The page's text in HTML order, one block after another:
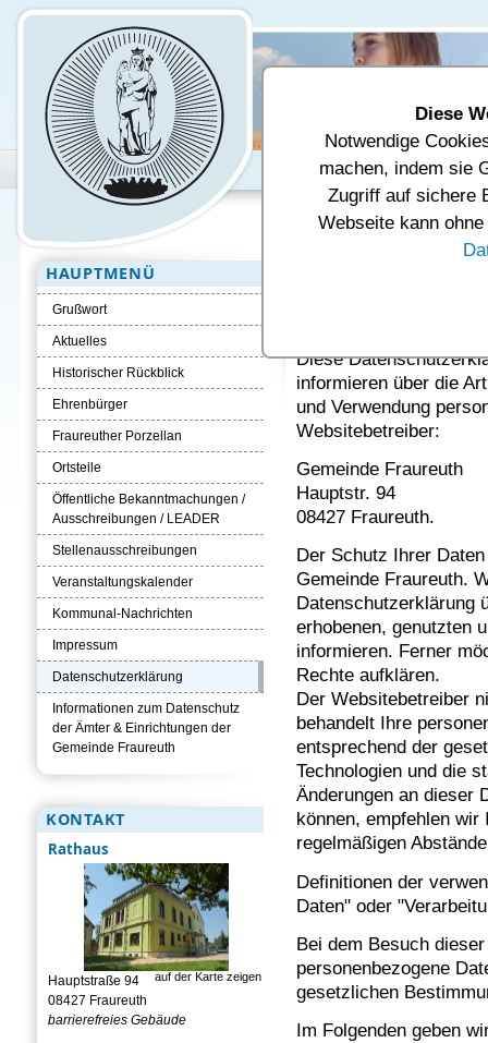
Diese
Notwendige
machen, indem sie
Zugriff auf sichere
Webseite kann
Unsere Gemeinde
Aktuelle Seite:
Diese
informieren über die
und Verwendung
Websitebetreiber:
Gemeinde Fraureuth
Hauptstr. 94
08427 Fraureuth.
Der Schutz Ihrer
Gemeinde Fraureuth.
Datenschutzerklärung
erhobenen, genutzten
informieren. Ferner
Rechte aufklären.
Der Websitebetreiber
behandelt Ihre
entsprechend der
Technologien und die
Änderungen an dieser
können, empfehlen
regelmäßigen
Definitionen der
Daten" oder
Bei dem Besuch
personenbezogene
gesetzlichen
Im Folgenden geben
HAUPTMENÜ
Grußwort
Aktuelles
Historischer Rückblick
Ehrenbürger
Fraureuther Porzellan
Ortsteile
Öffentliche Bekanntmachungen /
Ausschreibungen / LEADER
Stellenausschreibungen
Veranstaltungskalender
Kommunal-Nachrichten
Impressum
Datenschutzerklärung
Informationen zum Datenschutz
der Ämter & Einrichtungen der
Gemeinde Fraureuth
KONTAKT
Rathaus
auf der Karte zeigen
Hauptstraße 94
08427 Fraureuth
barrierefreies Gebäude